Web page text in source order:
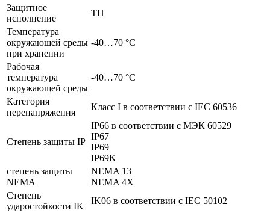
Защитное
исполнение
TH
Температура
окружающей среды
при хранении
-40…70 °C
Рабочая
температура
окружающей среды
-40…70 °C
Категория
перенапряжения
Класс I в соответствии с IEC 60536
Степень защиты IP
IP66 в соответствии с МЭК 60529
IP67
IP69
IP69K
степень защиты
NEMA
NEMA 13
NEMA 4X
Степень
ударостойкости IK
IK06 в соответствии с IEC 50102